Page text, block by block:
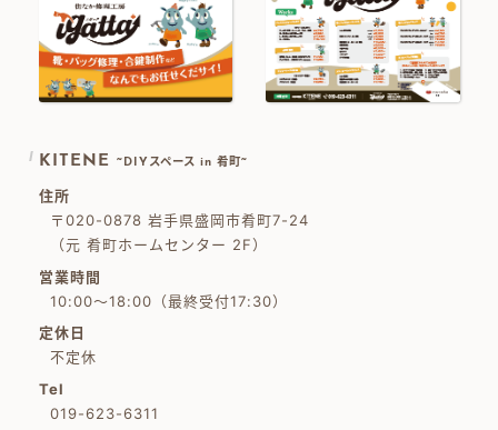
KITENE ~DIYスペース in 肴町~
住所
〒020-0878 岩手県盛岡市肴町7-24
（元 肴町ホームセンター 2F）
営業時間
10:00～18:00（最終受付17:30）
定休日
不定休
Tel
019-623-6311